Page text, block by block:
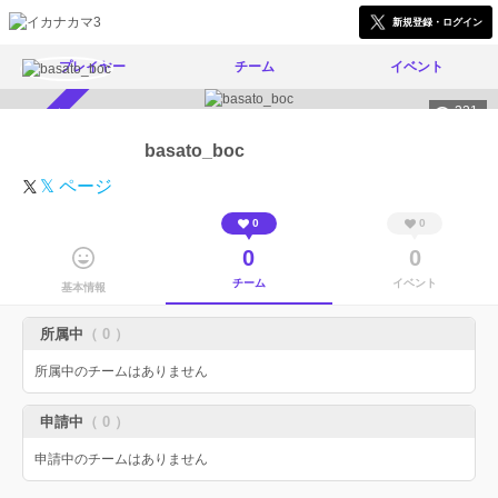
新規登録・ログイン
プレイヤー チーム イベント
321
basato_boc
𝕏 ページ
基本情報
0
0
チーム
0
0
イベント
所属中 （ 0 ）
所属中のチームはありません
申請中 （ 0 ）
申請中のチームはありません